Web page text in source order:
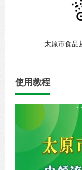
太原市食品
使用教程